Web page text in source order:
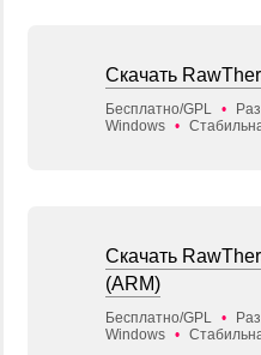
Скачать
Бесплатно/GPL •
Windows •
Скачать
(ARM)
Бесплатно/GPL •
Windows •